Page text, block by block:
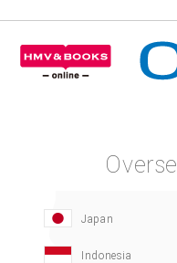
Japan
Indonesia